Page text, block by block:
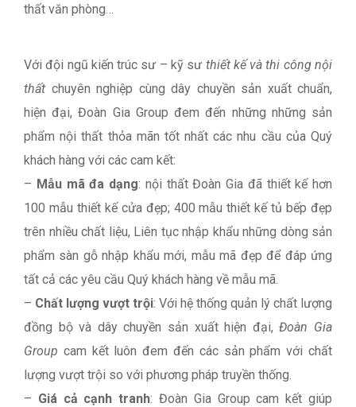
thất văn phòng…
Với đội ngũ kiến trúc sư – kỹ sư thiết kế và thi công nội
thất chuyên nghiệp cùng dây chuyền sản xuất chuẩn,
hiện đại, Đoàn Gia Group đem đến những những sản
phẩm nội thất thỏa mãn tốt nhất các nhu cầu của Quý
khách hàng với các cam kết:
– Mẫu mã đa dạng: nội thất Đoàn Gia đã thiết kế hơn
100 mẫu thiết kế cửa đẹp; 400 mẫu thiết kế tủ bếp đẹp
trên nhiều chất liệu, Liên tục nhập khẩu những dòng sản
phẩm sàn gỗ nhập khẩu mới, mẫu mã đẹp để đáp ứng
tất cả các yêu cầu Quý khách hàng về mẫu mã.
– Chất lượng vượt trội: Với hệ thống quản lý chất lượng
đồng bộ và dây chuyền sản xuất hiện đại,Đoàn Gia
Group cam kết luôn đem đến các sản phẩm với chất
lượng vượt trội so với phương pháp truyền thống.
– Giá cả cạnh tranh: Đoàn Gia Group cam kết giúp